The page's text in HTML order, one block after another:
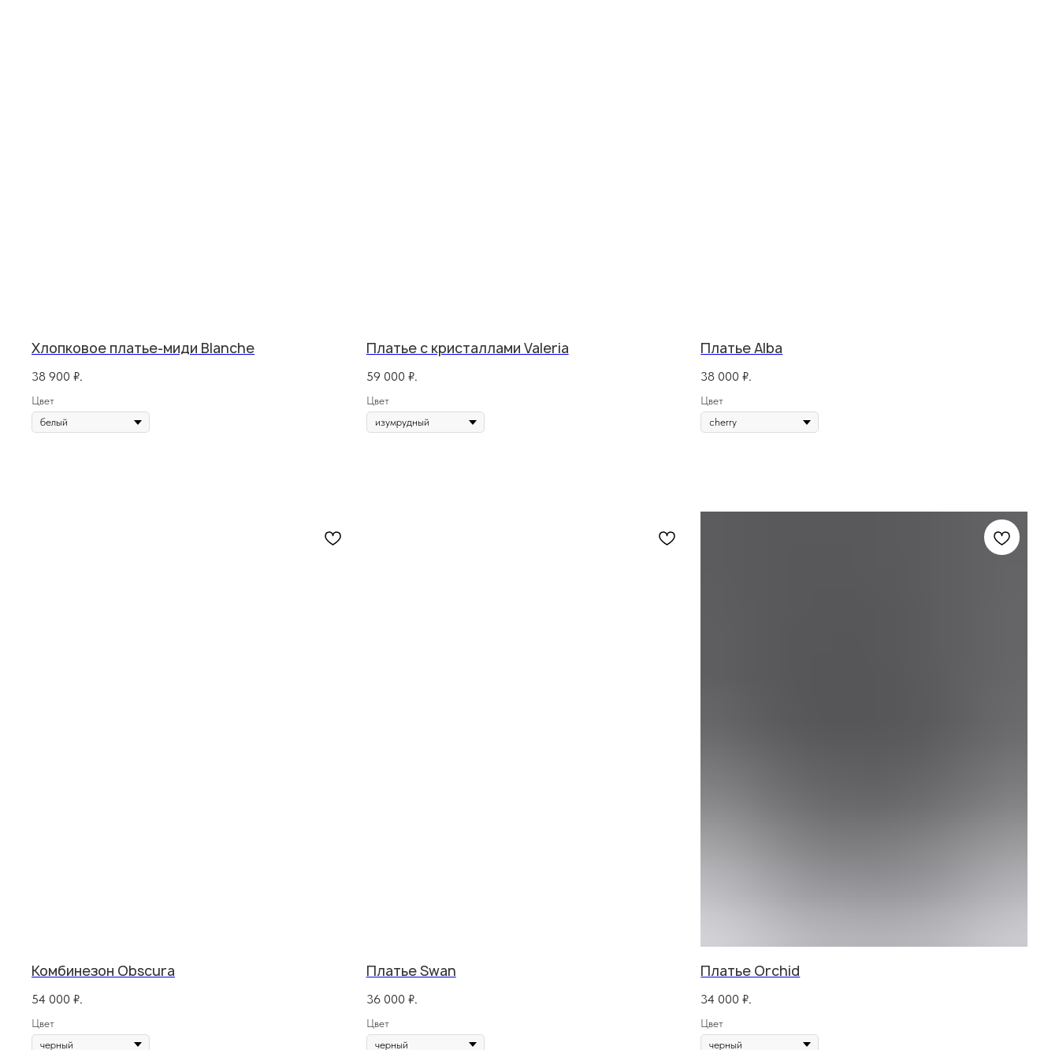
Хлопковое платье-миди Blanche
38 900 ₽.
Цвет
Платье с кристаллами Valeria
59 000 ₽.
Цвет
Платье Alba
38 000 ₽.
Цвет
Комбинезон Obscura
54 000 ₽.
Цвет
Платье Swan
36 000 ₽.
Цвет
Платье Orchid
34 000 ₽.
Цвет